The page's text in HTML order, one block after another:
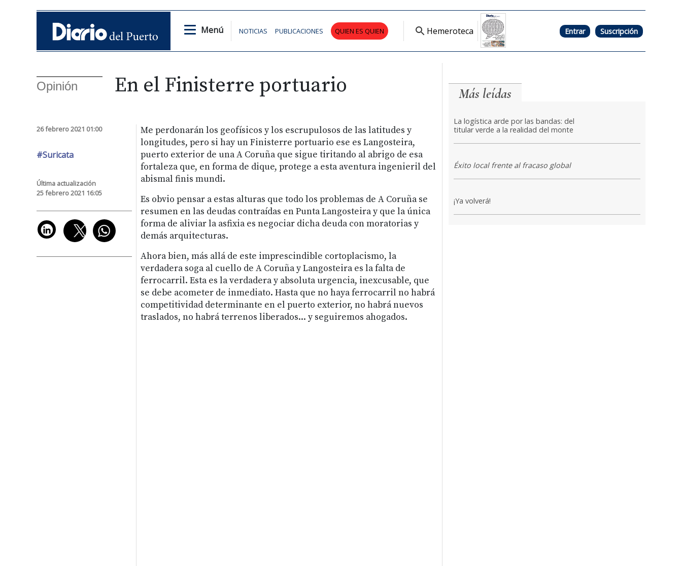
Menú NOTICIAS PUBLICACIONES QUIEN ES QUIEN Hemeroteca Entrar Suscripción
Opinión En el Finisterre portuario
26 febrero 2021 01:00
#Suricata
Última actualización
25 febrero 2021 16:05
Me perdonarán los geofísicos y los escrupulosos de las latitudes y
longitudes, pero si hay un Finisterre portuario ese es Langosteira,
puerto exterior de una A Coruña que sigue tiritando al abrigo de esa
fortaleza que, en forma de dique, protege a esta aventura ingenieril del
abismal finis mundi.
Es obvio pensar a estas alturas que todo los problemas de A Coruña se
resumen en las deudas contraídas en Punta Langosteira y que la única
forma de aliviar la asfixia es negociar dicha deuda con moratorias y
demás arquitecturas.
Ahora bien, más allá de este imprescindible cortoplacismo, la
verdadera soga al cuello de A Coruña y Langosteira es la falta de
ferrocarril. Esta es la verdadera y absoluta urgencia, inexcusable, que
se debe acometer de inmediato. Hasta que no haya ferrocarril no habrá
competitividad determinante en el puerto exterior, no habrá nuevos
traslados, no habrá terrenos liberados... y seguiremos ahogados.
Más leídas
La logística arde por las bandas: del
titular verde a la realidad del monte
Éxito local frente al fracaso global
¡Ya volverá!